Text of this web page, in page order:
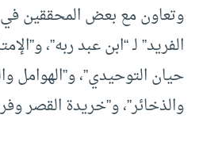
وتعاون مع بعض المحققين في
الفريد” لـ “ابن عبد ربه”،
حيان التوحيدي”، و”الهوامل
والذخائر”، و”خريدة القصر